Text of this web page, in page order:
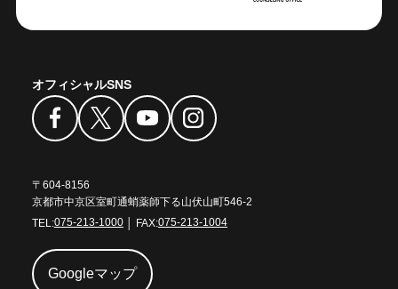
オフィシャルSNS
〒604-8156
京都市中京区室町通蛸薬師下る山伏山町546-2
TEL:075-213-1000│ FAX:075-213-1004
Googleマップ